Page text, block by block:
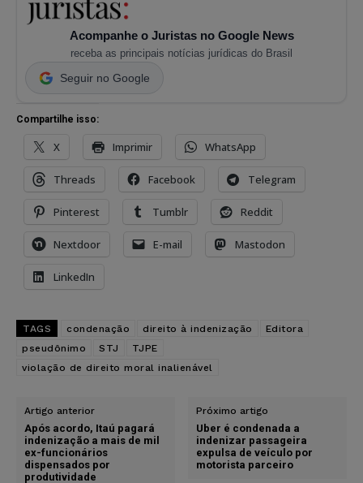
Acompanhe o Juristas no Google News
receba as principais notícias jurídicas do Brasil
Seguir no Google
Compartilhe isso:
X Imprimir WhatsApp
Threads Facebook Telegram
Pinterest Tumblr Reddit
Nextdoor E-mail Mastodon
LinkedIn
TAGS condenação direito à indenização
Editora
pseudônimo
STJ
TJPE
violação de direito moral inalienável
Artigo anterior
Após acordo, Itaú pagará
indenização a mais de mil
ex-funcionários
dispensados por
produtividade
Próximo artigo
Uber é condenada a
indenizar passageira
expulsa de veículo por
motorista parceiro